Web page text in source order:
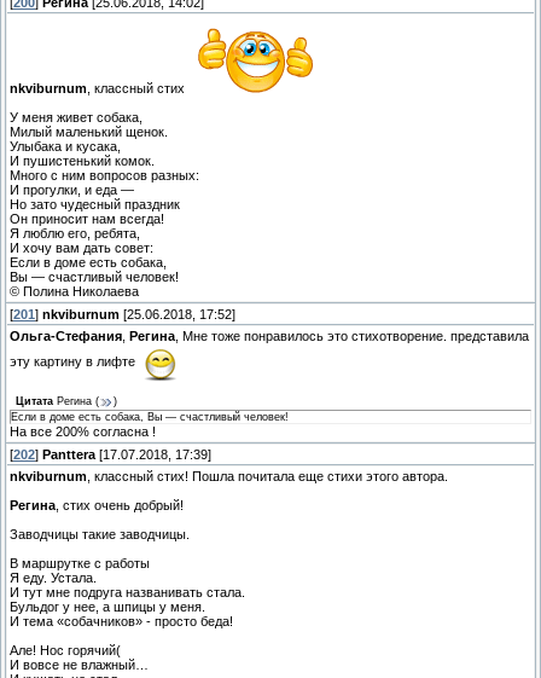
nkviburnum , классный стих
У меня живет собака,
Милый маленький щенок.
Улыбака и кусака,
И пушистенький комок.
Много с ним вопросов разных:
И прогулки, и еда —
Но зато чудесный праздник
Он приносит нам всегда!
Я люблю его, ребята,
И хочу вам дать совет:
Если в доме есть собака,
Вы — счастливый человек!
© Полина Николаева
[201 ] nkviburnum [25.06.2018, 17:52]
Ольга-Стефания
Регина , Мне тоже понравилось это стихотворение. представила
эту картину в лифте
Цитата Регина (
)
Если в доме есть собака, Вы — счастливый человек!
На все 200% согласна !
[202] Panttera [17.07.2018, 17:39]
nkviburnum , классный стих! Пошла почитала еще стихи этого автора.
Регина , стих очень добрый!
Заводчицы такие заводчицы.
В маршрутке с работы
Я еду. Устала.
И тут мне подруга названивать стала.
Бульдог у нее, а шпицы у меня.
И тема «собачников» - просто беда!
Але! Нос горячий(
И вовсе не влажный…